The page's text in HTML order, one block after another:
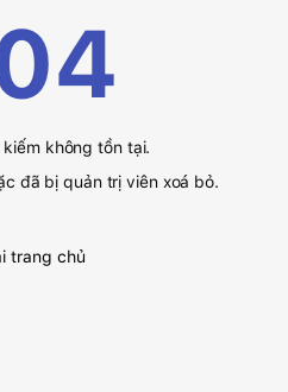
không tồn tại.
đã bị quản trị viên xoá bỏ.
trang chủ